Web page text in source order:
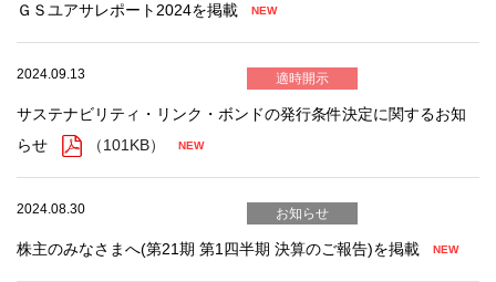
ＧＳユアサレポート2024を掲載
2024.09.13 適時開示
サステナビリティ・リンク・ボンドの発行条件決定に関するお知
らせ
（101KB）
2024.08.30 お知らせ
株主のみなさまへ(第21期 第1四半期 決算のご報告)を掲載